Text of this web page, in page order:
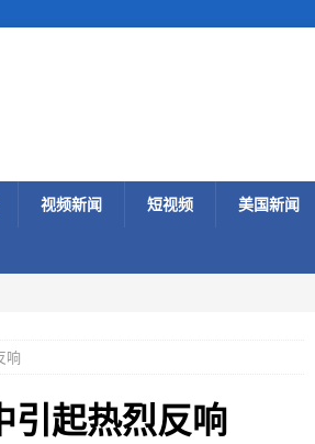
视频新闻 短视频 美国新闻
响
引起热烈反响